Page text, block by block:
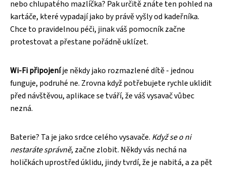
nebo chlupatého mazlíčka? Pak určitě znáte ten pohled na
kartáče, které vypadají jako by právě vyšly od kadeřníka.
Chce to pravidelnou péči, jinak váš pomocník začne
protestovat a přestane pořádně uklízet.
Wi-Fi připojeníje někdy jako rozmazlené dítě - jednou
funguje, podruhé ne. Zrovna když potřebujete rychle uklidit
před návštěvou, aplikace se tváří, že váš vysavač vůbec
nezná.
Baterie? Ta je jako srdce celého vysavače. Když se o ni
nestaráte správně, začne zlobit. Někdy vás nechá na
holičkách uprostřed úklidu, jindy tvrdí, že je nabitá, a za pět